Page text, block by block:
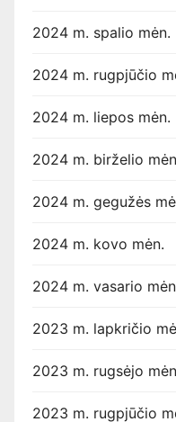
2024 m. spalio mėn.
2024 m. rugpjūčio
2024 m. liepos mėn.
2024 m. birželio
2024 m. gegužės
2024 m. kovo mėn.
2024 m. vasario
2023 m. lapkričio
2023 m. rugsėjo
2023 m. rugpjūčio